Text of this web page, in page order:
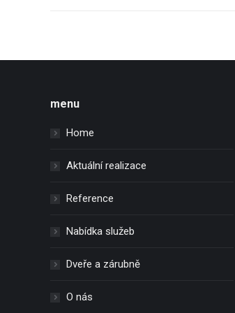
menu
Home
Aktuální realizace
Reference
Nabídka služeb
Dveře a zárubně
O nás